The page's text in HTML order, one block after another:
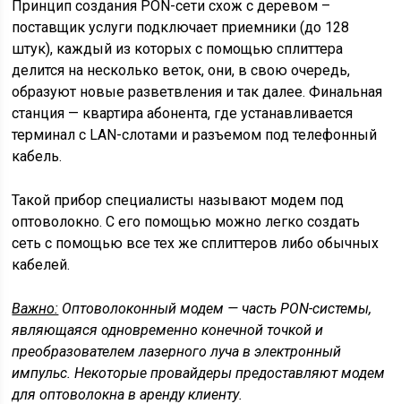
Принцип создания PON-сети схож с деревом –
поставщик услуги подключает приемники (до 128
штук), каждый из которых с помощью сплиттера
делится на несколько веток, они, в свою очередь,
образуют новые разветвления и так далее. Финальная
станция — квартира абонента, где устанавливается
терминал с LAN-слотами и разъемом под телефонный
кабель.
Такой прибор специалисты называют модем под
оптоволокно. С его помощью можно легко создать
сеть с помощью все тех же сплиттеров либо обычных
кабелей.
Важно: Оптоволоконный модем — часть PON-системы,
являющаяся одновременно конечной точкой и
преобразователем лазерного луча в электронный
импульс. Некоторые провайдеры предоставляют модем
для оптоволокна в аренду клиенту.